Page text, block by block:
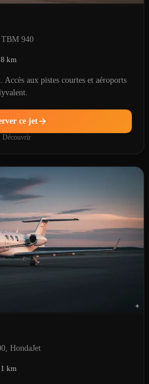
940
km
aux pistes courtes et aéroports
ce jet
Découvrir
HondaJet
km